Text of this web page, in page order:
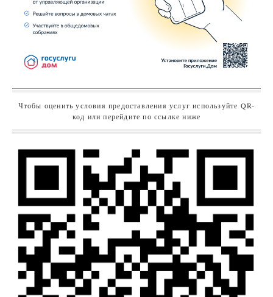
Чтобы оценить условия предоставления услуг используйте QR-
код или перейдите по ссылке ниже